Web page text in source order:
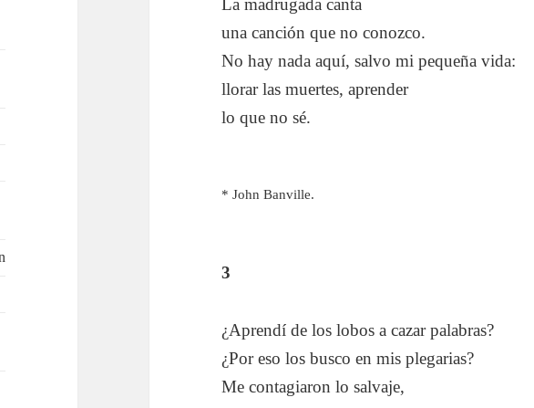
La madrugada canta
una canción que no conozco.
No hay nada aquí, salvo mi pequeña vida:
llorar las muertes, aprender
lo que no sé.
* John Banville.
3
¿Aprendí de los lobos a cazar palabras?
¿Por eso los busco en mis plegarias?
Me contagiaron lo salvaje,